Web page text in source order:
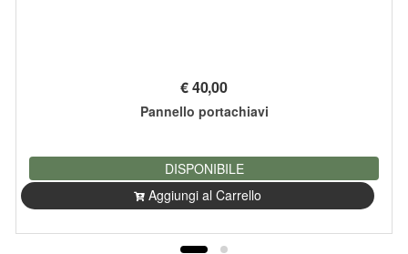
€40,00
Pannello portachiavi
DISPONIBILE
Aggiungi al Carrello